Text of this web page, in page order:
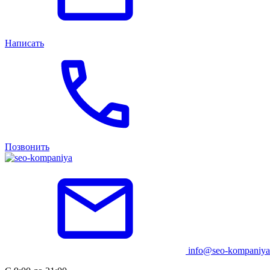
Написать
Позвонить
info@seo-